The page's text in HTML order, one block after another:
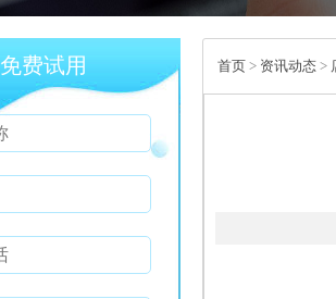
免费试用 首页 > 资讯动态 >